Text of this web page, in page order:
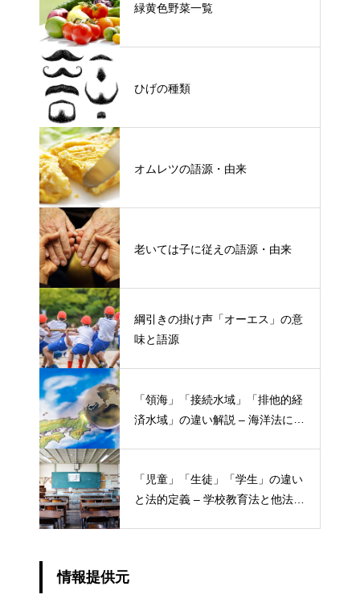
緑黄色野菜一覧
ひげの種類
オムレツの語源・由来
老いては子に従えの語源・由来
綱引きの掛け声「オーエス」の意
味と語源
「領海」「接続水域」「排他的経
済水域」の違い解説 – 海洋法にお
「児童」「生徒」「学生」の違い
と法的定義 – 学校教育法と他法律
情報提供元